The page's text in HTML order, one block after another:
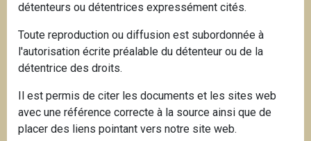
détenteurs ou détentrices expressément cités.
Toute reproduction ou diffusion est subordonnée à
l'autorisation écrite préalable du détenteur ou de la
détentrice des droits.
Il est permis de citer les documents et les sites web
avec une référence correcte à la source ainsi que de
placer des liens pointant vers notre site web.